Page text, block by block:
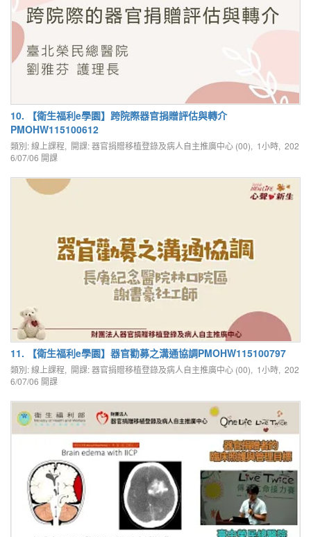
10. 【衛生福利e學園】跨院際器官捐贈評估與轉介
PMOHW115100612
類別: 線上課程, 開課: 器官捐贈移植登錄及病人自主推廣中心 (00), 1小時, 202
6/07/06 開課
11. 【衛生福利e學園】器官勸募之溝通協調PMOHW115100797
類別: 線上課程, 開課: 器官捐贈移植登錄及病人自主推廣中心 (00), 1小時, 202
6/07/06 開課